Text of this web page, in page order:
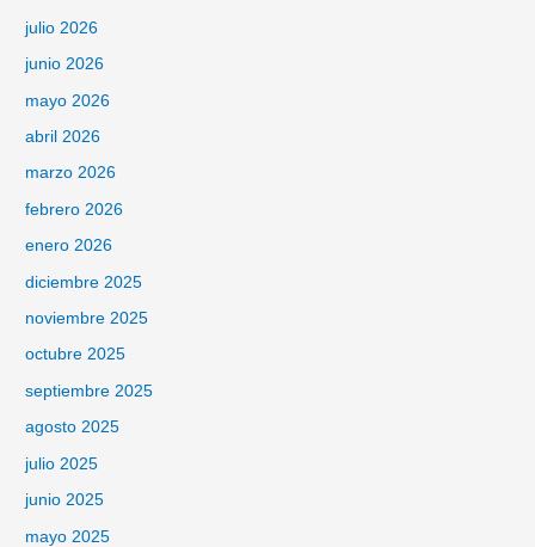
julio 2026
junio 2026
mayo 2026
abril 2026
marzo 2026
febrero 2026
enero 2026
diciembre 2025
noviembre 2025
octubre 2025
septiembre 2025
agosto 2025
julio 2025
junio 2025
mayo 2025